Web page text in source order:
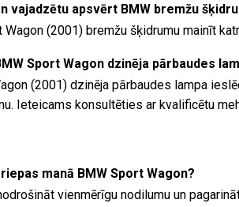
vajadzētu apsvērt BMW bremžu
(2001) bremžu šķidrumu mainīt
Sport Wagon dzinēja pārbaudes
(2001) dzinēja pārbaudes lampa
Ieteicams konsultēties ar kvalificētu
manā BMW Sport Wagon?
vienmērīgu nodilumu un